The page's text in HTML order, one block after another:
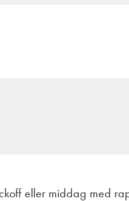
eller middag med